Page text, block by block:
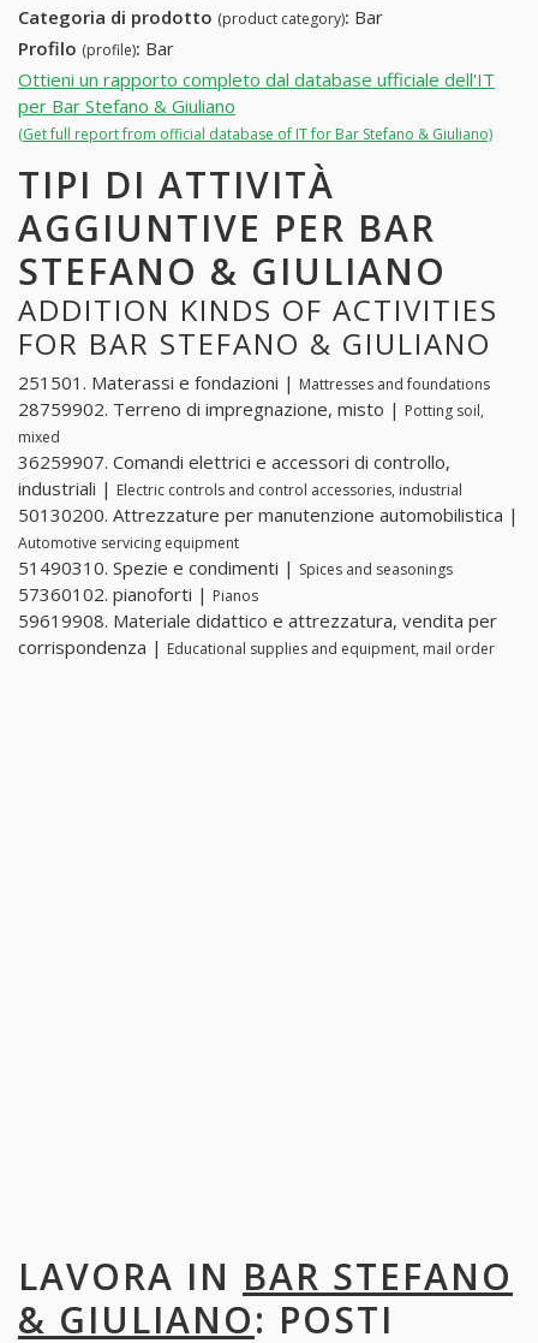
Categoria di prodotto (product category): Bar
Profilo (profile): Bar
Ottieni un rapporto completo dal database ufficiale dell'IT
per Bar Stefano & Giuliano
(Get full report from official database of IT for Bar Stefano & Giuliano)
TIPI DI ATTIVITÀ
AGGIUNTIVE PER BAR
STEFANO & GIULIANO
ADDITION KINDS OF ACTIVITIES
FOR BAR STEFANO & GIULIANO
251501. Materassi e fondazioni | Mattresses and foundations
28759902. Terreno di impregnazione, misto | Potting soil,
mixed
36259907. Comandi elettrici e accessori di controllo,
industriali | Electric controls and control accessories, industrial
50130200. Attrezzature per manutenzione automobilistica |
Automotive servicing equipment
51490310. Spezie e condimenti | Spices and seasonings
57360102. pianoforti | Pianos
59619908. Materiale didattico e attrezzatura, vendita per
corrispondenza | Educational supplies and equipment, mail order
LAVORA IN BAR STEFANO
& GIULIANO: POSTI